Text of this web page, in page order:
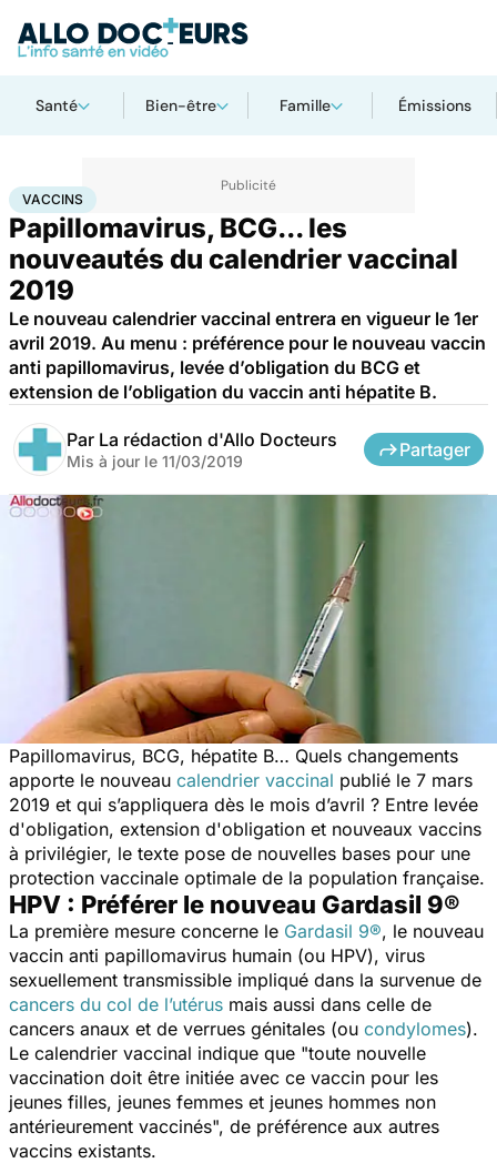
Santé Bien-être Famille Émissions
AccueilSanté Vaccins
VACCINS
Papillomavirus, BCG... les
nouveautés du calendrier vaccinal
2019
Le nouveau calendrier vaccinal entrera en vigueur le 1er
avril 2019. Au menu : préférence pour le nouveau vaccin
anti papillomavirus, levée d’obligation du BCG et
extension de l’obligation du vaccin anti hépatite B.
Par La rédaction d'Allo Docteurs
Mis à jour le 11/03/2019
Partager
Papillomavirus, BCG, hépatite B… Quels changements
apporte le nouveau calendrier vaccinal publié le 7 mars
2019 et qui s’appliquera dès le mois d’avril ? Entre levée
d'obligation, extension d'obligation et nouveaux vaccins
à privilégier, le texte pose de nouvelles bases pour une
protection vaccinale optimale de la population française.
HPV : Préférer le nouveau Gardasil 9®
La première mesure concerne le Gardasil 9®, le nouveau
vaccin anti papillomavirus humain (ou HPV), virus
sexuellement transmissible impliqué dans la survenue de
cancers du col de l’utérus mais aussi dans celle de
cancers anaux et de verrues génitales (ou condylomes).
Le calendrier vaccinal indique que "toute nouvelle
vaccination doit être initiée avec ce vaccin pour les
jeunes filles, jeunes femmes et jeunes hommes non
antérieurement vaccinés", de préférence aux autres
vaccins existants.